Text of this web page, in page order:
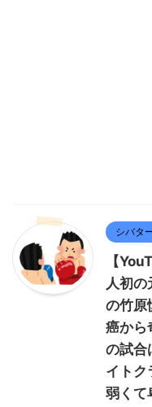
シバタ
【
人初
の竹原
癌から
の試合
イトク
弱くて